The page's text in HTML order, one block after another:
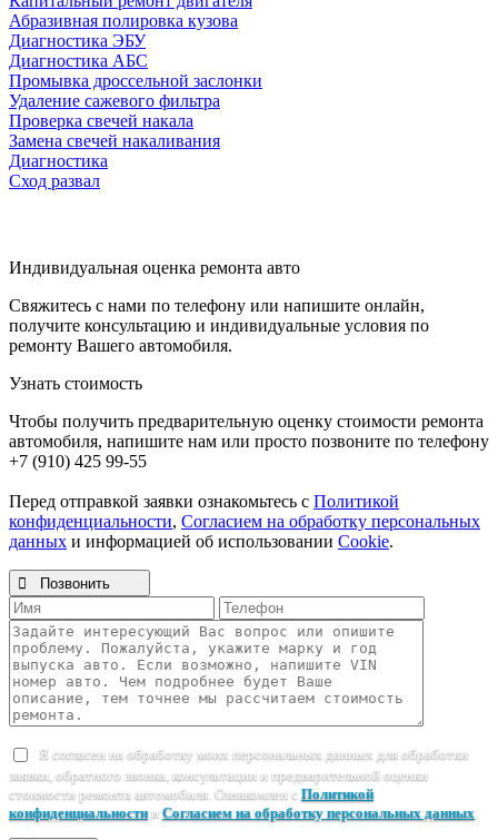
Абразивная полировка кузова
Диагностика ЭБУ
Диагностика АБС
Промывка дроссельной заслонки
Удаление сажевого фильтра
Проверка свечей накала
Замена свечей накаливания
Диагностика
Сход развал
Индивидуальная оценка ремонта авто
Свяжитесь с нами по телефону или напишите онлайн,
получите консультацию и индивидуальные условия по
ремонту Вашего автомобиля.
Узнать стоимость
Чтобы получить предварительную оценку стоимости ремонта
автомобиля, напишите нам или просто позвоните по телефону
+7 (910) 425 99-55
Перед отправкой заявки ознакомьтесь с Политикой
конфиденциальности, Согласием на обработку персональных
данных и информацией об использовании Cookie.
 Позвонить
Я согласен на обработку моих персональных данных для обработки
заявки, обратного звонка, консультации и предварительной оценки
стоимости ремонта автомобиля. Ознакомлен с Политикой
конфиденциальностии Согласием на обработку персональных данных